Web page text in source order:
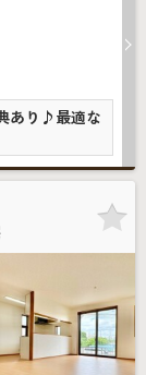
あり♪最適な